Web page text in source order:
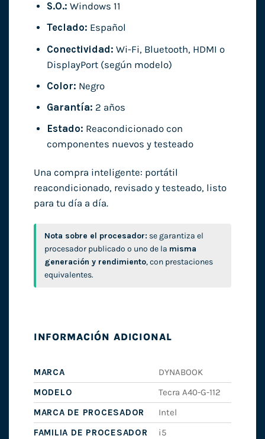
S.O.: Windows 11
Teclado: Español
Conectividad: Wi-Fi, Bluetooth, HDMI o
DisplayPort (según modelo)
Color: Negro
Garantía: 2 años
Estado: Reacondicionado con
componentes nuevos y testeado
Una compra inteligente: portátil
reacondicionado, revisado y testeado, listo
para tu día a día.
Nota sobre el procesador: se garantiza el
procesador publicado o uno de la misma
generación y rendimiento, con prestaciones
equivalentes.
INFORMACIÓN ADICIONAL
MARCA
DYNABOOK
MODELO
Tecra A40-G-112
MARCA DE PROCESADOR
Intel
FAMILIA DE PROCESADOR
i5